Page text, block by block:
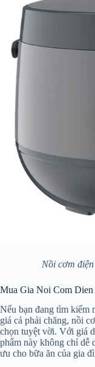
Nồi cơm
Mua Gia Noi Com
Nếu bạn đang tìm kiếm
giá cả phải chăng, nồi
chọn tuyệt vời. Với giá
phẩm này không chỉ dễ
ưu cho bữa ăn của gia